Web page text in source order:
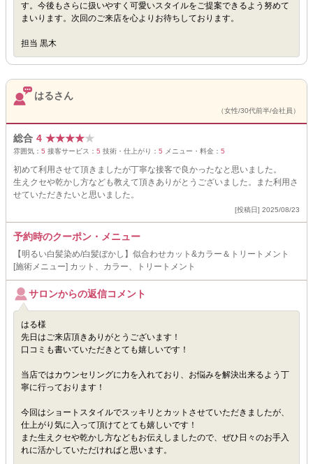
す。今後もさらに扱いやすく可愛いスタイルをご提案できるよう努めて
まいります。次回のご来店を心よりお待ちしております。
担当 黒木
はるさん
（女性/30代前半/会社員）
総合 4 ★★★★★
雰囲気： 5 接客サービス： 5 技術・仕上がり： 5 メニュー・料金： 5
初めて利用させて頂きましたが丁寧な接客で良かったなと思いました。
生えクセや乾かし方なども教えて頂きありがとうございました。また利用さ
せていただきたいと思いました。
[投稿日] 2025/08/23
予約時のクーポン・メニュー
【明るい白髪染め/白髪ぼかし】似合わせカット&カラー＆トリートメント
[施術メニュー] カット、カラー、トリートメント
サロンからの返信コメント
はる様
先日はご来店頂きありがとうございます！
口コミも書いていただきとても嬉しいです！
当店ではカウンセリングに力を入れており、お悩みを解決出来るよう丁
寧に行っております！
今回はショートスタイルでスッキリとカットさせていただきましたが、
仕上がり気に入って頂けてとても嬉しいです！
また生えクセや乾かし方などもお伝えしましたので、ぜひ日々のお手入
れに活かしていただければと思います。